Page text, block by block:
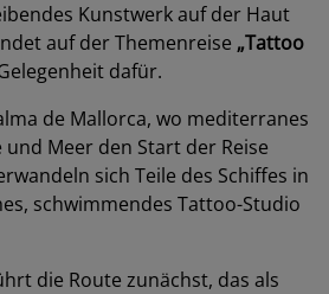
Kunstwerk auf der Haut
auf der Themenreise „Tattoo
dafür.
de Mallorca, wo mediterranes
und Meer den Start der Reise
sich Teile des Schiffes in
schwimmendes Tattoo-Studio
die Route zunächst, das als